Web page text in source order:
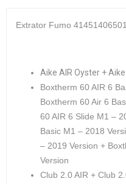
Extrator Fumo
Aike AIR Oyster + Aike
Boxtherm 60 AIR 6
Boxtherm 60 Air 6
60 AIR 6 Slide M1 –
Basic M1 – 2018
– 2019 Version +
Version
Club 2.0 AIR + Club